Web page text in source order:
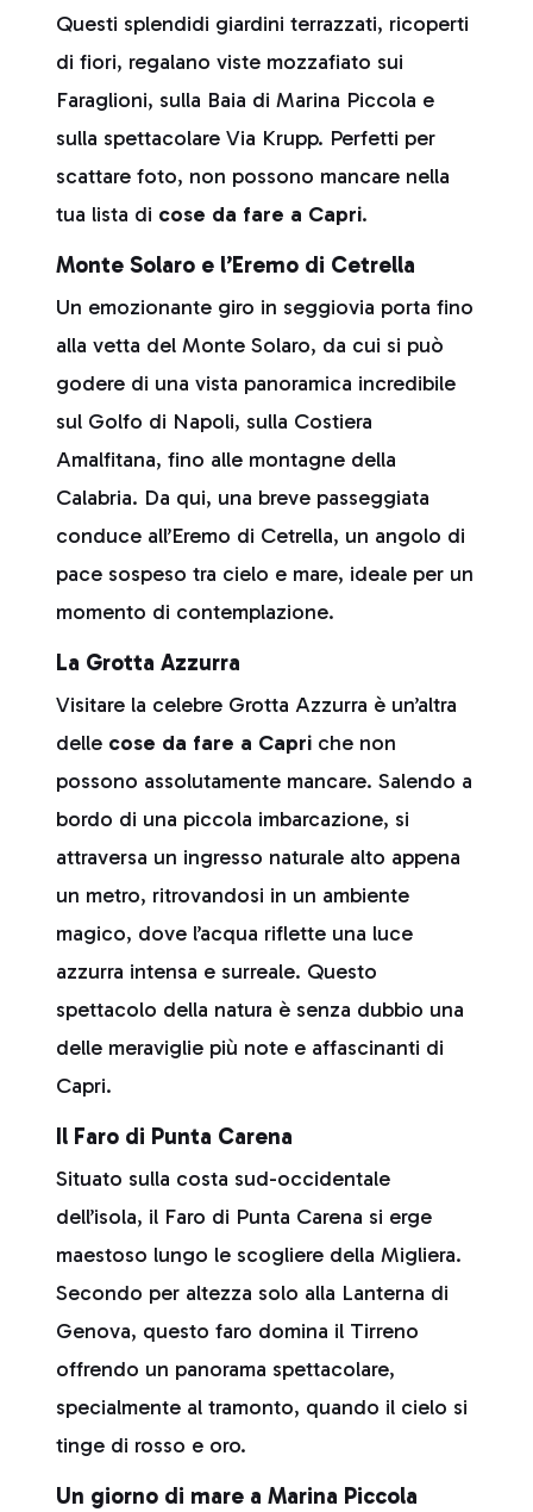
Questi splendidi giardini terrazzati, ricoperti
di fiori, regalano viste mozzafiato sui
Faraglioni, sulla Baia di Marina Piccola e
sulla spettacolare Via Krupp. Perfetti per
scattare foto, non possono mancare nella
tua lista di cose da fare a Capri.
Monte Solaro e l’Eremo di Cetrella
Un emozionante giro in seggiovia porta fino
alla vetta del Monte Solaro, da cui si può
godere di una vista panoramica incredibile
sul Golfo di Napoli, sulla Costiera
Amalfitana, fino alle montagne della
Calabria. Da qui, una breve passeggiata
conduce all’Eremo di Cetrella, un angolo di
pace sospeso tra cielo e mare, ideale per un
momento di contemplazione.
La Grotta Azzurra
Visitare la celebre Grotta Azzurra è un’altra
delle cose da fare a Capri che non
possono assolutamente mancare. Salendo a
bordo di una piccola imbarcazione, si
attraversa un ingresso naturale alto appena
un metro, ritrovandosi in un ambiente
magico, dove l’acqua riflette una luce
azzurra intensa e surreale. Questo
spettacolo della natura è senza dubbio una
delle meraviglie più note e affascinanti di
Capri.
Il Faro di Punta Carena
Situato sulla costa sud-occidentale
dell’isola, il Faro di Punta Carena si erge
maestoso lungo le scogliere della Migliera.
Secondo per altezza solo alla Lanterna di
Genova, questo faro domina il Tirreno
offrendo un panorama spettacolare,
specialmente al tramonto, quando il cielo si
tinge di rosso e oro.
Un giorno di mare a Marina Piccola